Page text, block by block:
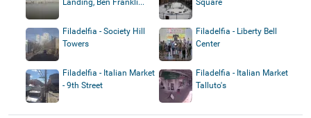
Landing, Ben Frankli...
Square
Filadelfia - Society Hill
Towers
Filadelfia - Liberty Bell
Center
Filadelfia - Italian Market
- 9th Street
Filadelfia - Italian Market
Talluto's